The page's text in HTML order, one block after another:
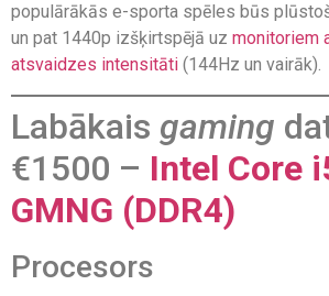
populārākās e-sporta spēles būs
un pat 1440p izšķirtspējā uz monitoriem
atsvaidzes intensitāti (144Hz un vairāk).
Labākais gaming
€1500 – Intel Core
GMNG (DDR4)
Procesors